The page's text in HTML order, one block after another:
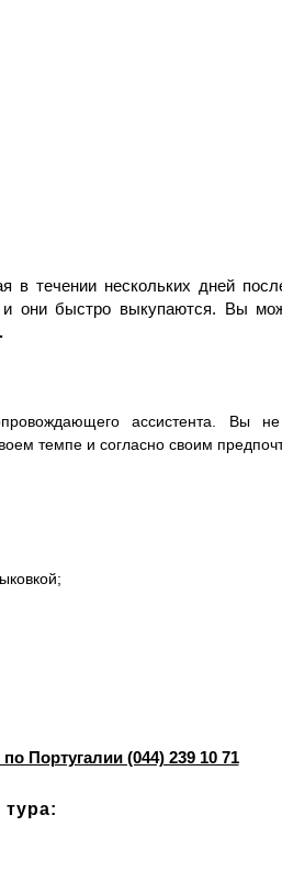
в течении нескольких дней
и они быстро выкупаются. Вы
ассистента. Вы
темпе и согласно своим
Португалии (044) 239 10 71